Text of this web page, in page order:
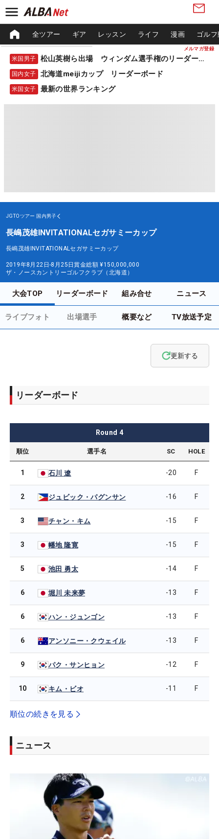
メルマガ登録
全ツアー ギア レッスン ライフ 漫画 ゴル
米国男子 松山英樹ら出場 ウィンダム選手権のリーダーボード
国内女子 北海道meijiカップ リーダーボード
米国女子 最新の世界ランキング
JGTOツアー 国内男子
長嶋茂雄INVITATIONALセガサミーカップ
長嶋茂雄INVITATIONALセガサミーカップ
2019年8月22日-8月25日賞金総額 ¥150,000,000
ザ・ノースカントリーゴルフクラブ（北海道）
大会TOP リーダーボード 組み合せ ニュース
ライブフォト 出場選手 概要など TV放送予定
更新する
リーダーボード
Round 4
順位 選手名 SC HOLE
1 石川 遼 -20 F
2 ジュビック・パグンサン -16 F
3 チャン・キム -15 F
3 幡地 隆寛 -15 F
5 池田 勇太 -14 F
6 堀川 未来夢 -13 F
6 ハン・ジュンゴン -13 F
6 アンソニー・クウェイル -13 F
9 パク・サンヒョン -12 F
10 キム・ビオ -11 F
順位の続きを見る
ニュース